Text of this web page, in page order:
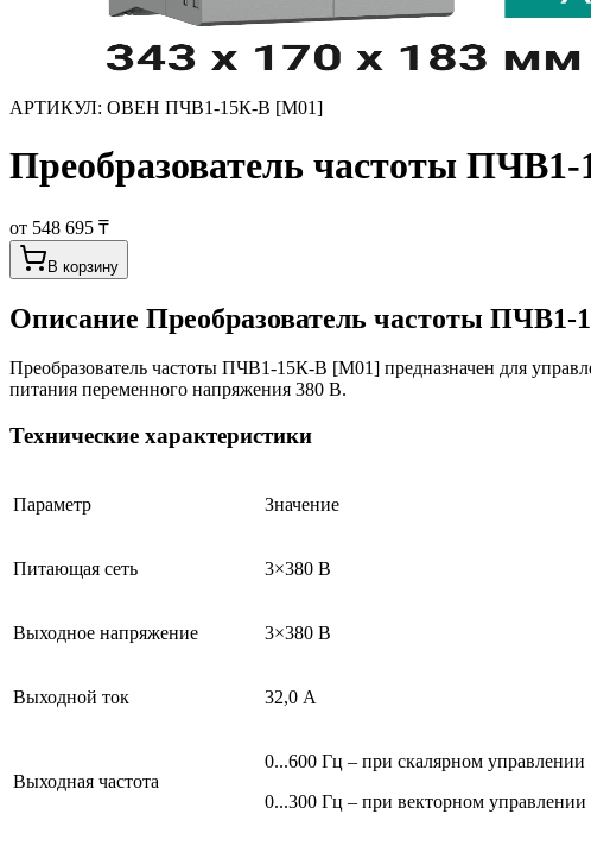
АРТИКУЛ: ОВЕН ПЧВ1-15К-В [М01]
Преобразователь частоты
от 548 695 ₸
В корзину
Описание Преобразователь частоты
Преобразователь частоты ПЧВ1-15К-В [М01] предназначен для
питания переменного напряжения 380 В.
Технические характеристики
Параметр Значение
Питающая сеть 3×380 В
Выходное напряжение 3×380 В
Выходной ток 32,0 А
Выходная частота
0...600 Гц – при скалярном управлении
0...300 Гц – при векторном управлении